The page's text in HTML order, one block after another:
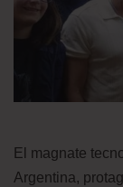
El magnate
Argentina,